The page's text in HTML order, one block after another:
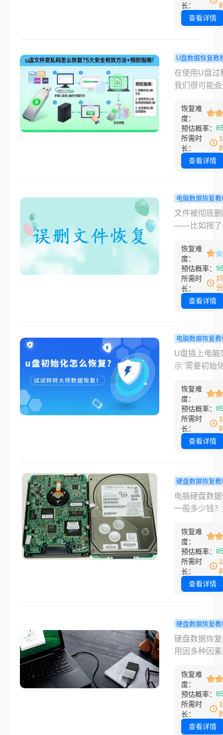
此时，除了
据能否找回
一般多少钱？
长：
查看详情
U盘数据恢复教
文件变乱码
恢复？5大
南！
在使用U盘过
我们很可能
况，这也是
疼的一个问
至可能让您
要的文件和
那么，u盘文
恢复难
度：
预估概率：
所需时
长：
查看详情
电脑数据恢复教
还能找回来
谱办法！
文件被彻底
——比如按了
清空了回收
后，很多人
应是“完了，
了”。但其实
定。我自己
Shift把一堆
删了，过了
发现里面夹
件。当时也
不行，后来
种方法总算
了。
恢复难
度：
预估概率：
所需时
长：
查看详情
电脑数据恢复教
盘初始化了
恢复吗？试
些真有用！
U盘插上电脑
示"需要初始
进去一看文
了，这种感
溃了。尤其
存了好几年
和工作文档
恢复？这篇
从简单到复
序，把亲测
人处理过的
说一遍。覆
示初始化、
化、文件消
仍在、U盘
等常见情况。
恢复难
度：
预估概率：
所需时
长：
查看详情
硬盘数据恢复教
脑硬盘数据
一般多少钱
复方法~
电脑硬盘数
一般多少钱
中，都可能
硬盘数据丢
题，硬盘恢
是大家比较
问题之一。
相关问题并
个好用的硬
恢复方法。
恢复难
度：
预估概率：
所需时
长：
查看详情
硬盘数据恢复教
盘数据恢复
多少钱？快
硬盘数据恢
用因多种因
的原因、数
小、恢复难
务商的资质
水平，以及
度等。那么
恢复难
度：
预估概率：
所需时
长：
查看详情